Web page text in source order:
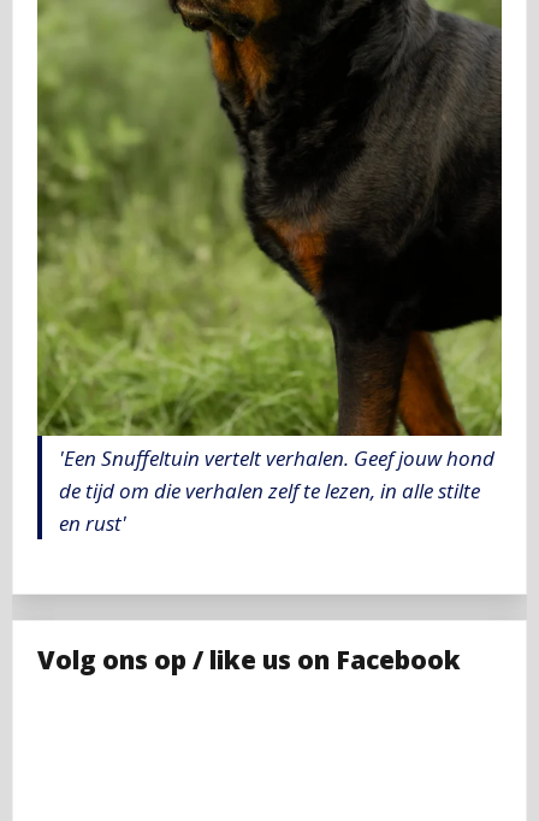
'Een Snuffeltuin vertelt verhalen. Geef jouw hond
de tijd om die verhalen zelf te lezen, in alle stilte
en rust'
Volg ons op / like us on Facebook